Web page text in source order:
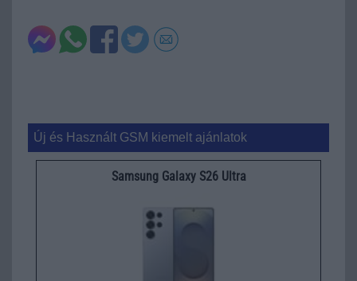
Új és Használt GSM kiemelt ajánlatok
Samsung Galaxy S26 Ultra